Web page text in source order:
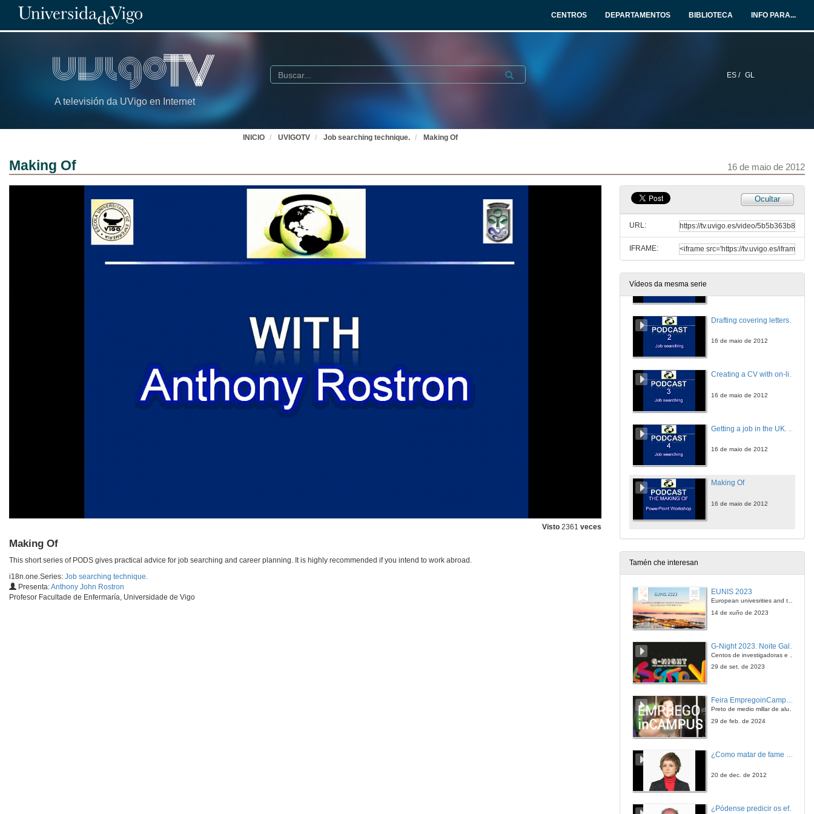
CENTROS DEPARTAMENTOS BIBLIOTECA INFO PARA...
A televisión da UVigo en Internet
ES / GL
Buscar Submit
INICIO UVIGOTV Job searching technique. Making Of
Making Of 16 de maio de 2012
Visto 2361 veces
Making Of
This short series of PODS gives practical advice for job searching and career planning. It is highly recommended if you intend to work abroad.
i18n.one.Series: Job searching technique.
Presenta:Anthony John Rostron
Profesor Facultade de Enfermaría, Universidade de Vigo
Ocultar
URL:
IFRAME:
Vídeos da mesma serie
16 de maio de 2012
Creating a CV with on-line tools: Comoto, LinkedIn, EURES, EUROPASS. Working abroad. Discover what tools exist to find jobs and create CV’s
16 de maio de 2012
16 de maio de 2012
Making Of
16 de maio de 2012
Tamén che interesan
EUNIS 2023
European univesrities and the digital transformation: challenges and opportunities ahead
14 de xuño de 2023
Centos de investigadoras e investigadores, decenas de actividades e sete cidades
29 de set. de 2023
Feira EmpregoinCampus Vigo 2024
Preto de medio millar de alumnas e alumnos buscan coñecer máis de preto as oportunidades que lles achegan as arredor de medio cento de empresas que participan na edición viguesa da feira. Xunto coa visita aos stands, durante a feria desenvólvense varias actividades complementarias, como obradoiros, conversas, mesas redondas ou o pasaporte de empregabilidade, un espazo no que poderán recibir asesoramento sobre o seu CV.
29 de feb. de 2024
20 de dec. de 2012
¿Pódense predicir os efectos polo achegamento á Terra dos asteroides?